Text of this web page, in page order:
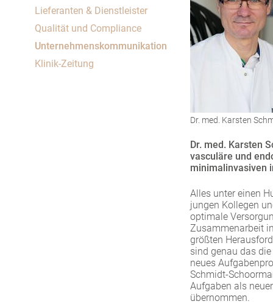
Lieferanten & Dienstleister
Qualität und Compliance
Unternehmenskommunikation
Klinik-Zeitung
Dr. med. Karsten
Dr. med. Karsten
vasculäre und
minimalinvasiven
Alles unter einen
jungen Kollegen
optimale
Zusammenarbeit
größten
sind genau das
neues
Schmidt-
Aufgaben als
übernommen.
Plattformen anzeigen zu können, werden von
diesen externen Medien Cookies gesetzt.
YouTube